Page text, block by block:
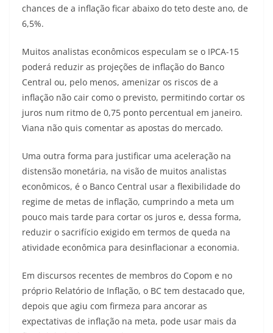
chances de a inflação ficar abaixo do teto deste ano, de
6,5%.
Muitos analistas econômicos especulam se o IPCA-15
poderá reduzir as projeções de inflação do Banco
Central ou, pelo menos, amenizar os riscos de a
inflação não cair como o previsto, permitindo cortar os
juros num ritmo de 0,75 ponto percentual em janeiro.
Viana não quis comentar as apostas do mercado.
Uma outra forma para justificar uma aceleração na
distensão monetária, na visão de muitos analistas
econômicos, é o Banco Central usar a flexibilidade do
regime de metas de inflação, cumprindo a meta um
pouco mais tarde para cortar os juros e, dessa forma,
reduzir o sacrifício exigido em termos de queda na
atividade econômica para desinflacionar a economia.
Em discursos recentes de membros do Copom e no
próprio Relatório de Inflação, o BC tem destacado que,
depois que agiu com firmeza para ancorar as
expectativas de inflação na meta, pode usar mais da